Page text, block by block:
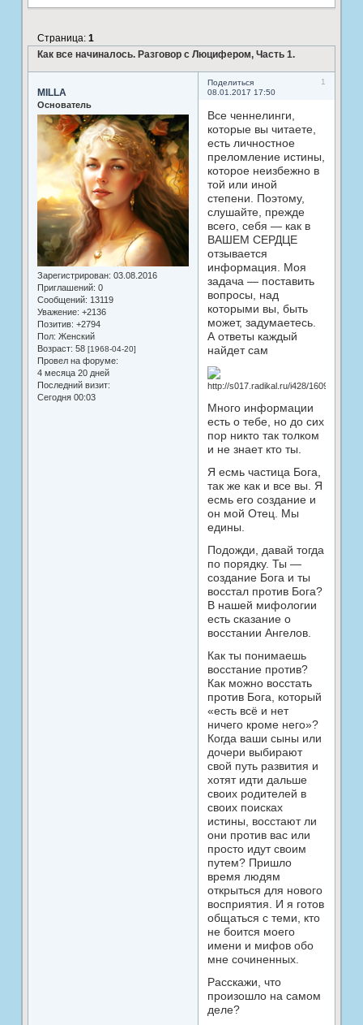
Как все начиналось. Разговор с Люцифером, Часть 1.
Страница: 1
Поделиться
1
08.01.2017 17:50
MILLA
Основатель
Зарегистрирован: 03.08.2016
Приглашений: 0
Сообщений: 13119
Уважение: +2136
Позитив: +2794
Пол: Женский
Возраст: 58 [1968-04-20]
Провел на форуме:
4 месяца 20 дней
Последний визит:
Сегодня 00:03
Все ченнелинги,
которые вы читаете,
есть личностное
преломление истины,
которое неизбежно в
той или иной
степени. Поэтому,
слушайте, прежде
всего, себя — как в
ВАШЕМ СЕРДЦЕ
отзывается
информация. Моя
задача — поставить
вопросы, над
которыми вы, быть
может, задумаетесь.
А ответы каждый
найдет сам
Много информации
есть о тебе, но до сих
пор никто так толком
и не знает кто ты.
Я есмь частица Бога,
так же как и все вы. Я
есмь его создание и
он мой Отец. Мы
едины.
Подожди, давай тогда
по порядку. Ты —
создание Бога и ты
восстал против Бога?
В нашей мифологии
есть сказание о
восстании Ангелов.
Как ты понимаешь
восстание против?
Как можно восстать
против Бога, который
«есть всё и нет
ничего кроме него»?
Когда ваши сыны или
дочери выбирают
свой путь развития и
хотят идти дальше
своих родителей в
своих поисках
истины, восстают ли
они против вас или
просто идут своим
путем? Пришло
время людям
открыться для нового
восприятия. И я готов
общаться с теми, кто
не боится моего
имени и мифов обо
мне сочиненных.
Расскажи, что
произошло на самом
деле?